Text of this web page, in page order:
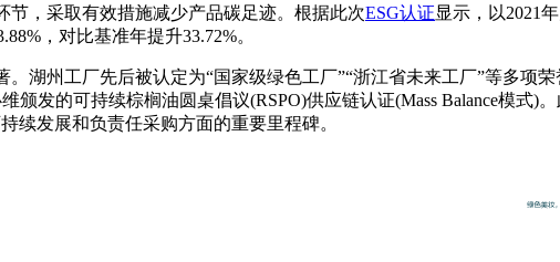
，采取有效措施减少产品碳足迹。根据此次ESG认证显示，以2021
，对比基准年提升33.72%。
湖州工厂先后被认定为“国家级绿色工厂”“浙江省未来工厂”等多项
发的可持续棕榈油圆桌倡议(RSPO)供应链认证(Mass Balance模式)
续发展和负责任采购方面的重要里程碑。